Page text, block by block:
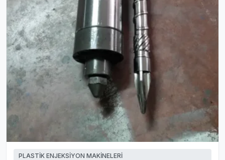
PLASTİK ENJEKSİYON MAKİNELERİ